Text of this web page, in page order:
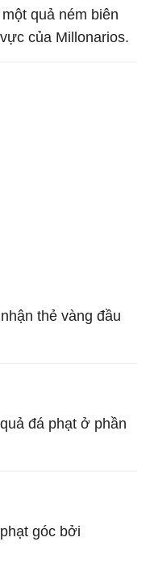
quả ném biên
của Millonarios.
thẻ vàng đầu
đá phạt ở phần
góc bởi